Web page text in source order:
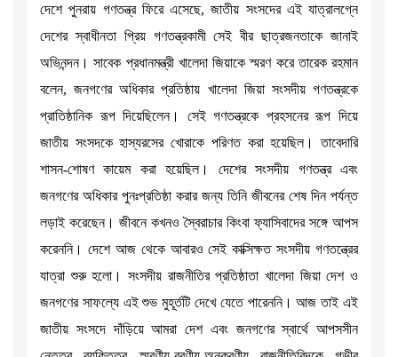
দেশে পুনরায় গণতন্ত্র ফিরে এসেছে, জাতীয় সংসদের এই যাত্রালগ্নে
দেশের স্বাধীনতা প্রিয় গণতন্ত্রকামী সেই বীর ছাত্রজনতাকে জানাই
অভিনন্দন। সাবেক প্রধানমন্ত্রী খালেদা জিয়াকে স্মরণ করে তারেক রহমান
বলেন, জনগণের অধিকার প্রতিষ্ঠায় খালেদা জিয়া সংসদীয় গণতন্ত্রকে
প্রাতিষ্ঠানিক রূপ দিয়েছিলেন। সেই গণতন্ত্রকে প্রহসনের রূপ দিয়ে
জাতীয় সংসদকে হাস্যরসের খোরাকে পরিণত করা হয়েছিল। তাবেদারি
শাসন-শোষণ কায়েম করা হয়েছিল। দেশের সংসদীয় গণতন্ত্র এবং
জনগণের অধিকার পুনঃপ্রতিষ্ঠা করার জন্য তিনি জীবনের শেষ দিন পর্যন্ত
লড়াই করেছেন। জীবনে কখনও স্বৈরাচার কিংবা ফ্যাসিবাদের সঙ্গে আপস
করেননি। দেশে আজ থেকে আবারও সেই কাক্সিক্ষত সংসদীয় গণতন্ত্রের
যাত্রা শুরু হলো। সংসদীয় রাজনীতির প্রতিষ্ঠাতা খালেদা জিয়া দেশ ও
জনগণের সাফল্যে এই শুভ মুহূর্তটি দেখে যেতে পারেননি। আজ তাই এই
জাতীয় সংসদে দাঁড়িয়ে আমরা দেশ এবং জনগণের স্বার্থে আপসসীন